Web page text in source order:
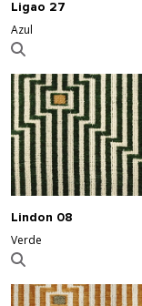
Ligao 27
Azul
Lindon 08
Verde